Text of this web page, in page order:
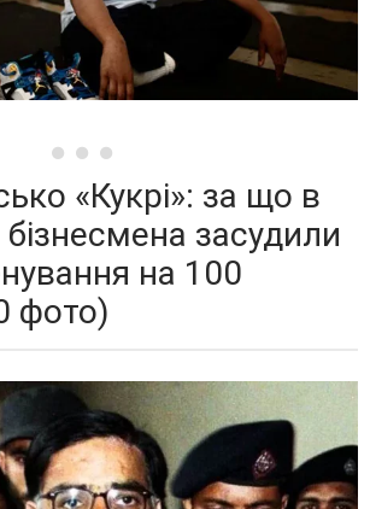
«Кукрі»: за що в
бізнесмена засудили
на 100
фото)